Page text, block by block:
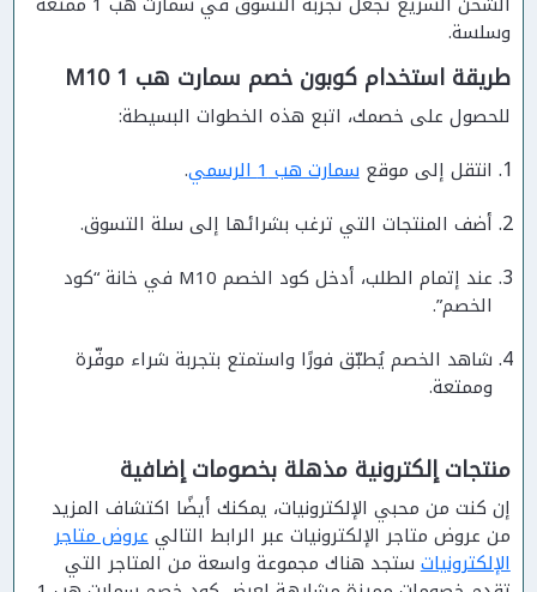
وسلسة.
طريقة استخدام كوبون خصم سمارت هب 1 M10
للحصول على خصمك، اتبع هذه الخطوات البسيطة:
انتقل إلى موقعسمارت هب 1 الرسمي
.
أضف المنتجات التي ترغب بشرائها إلى سلة التسوق.
عند إتمام الطلب، أدخل كود الخصم M10 في خانة “كود
الخصم”.
شاهد الخصم يُطبّق فورًا واستمتع بتجربة شراء موفّرة
وممتعة.
منتجات إلكترونية مذهلة بخصومات إضافية
إن كنت من محبي الإلكترونيات، يمكنك أيضًا اكتشاف المزيد
من عروض متاجر الإلكترونيات عبر الرابط التاليعروض متاجر
الإلكترونياتستجد هناك مجموعة واسعة من المتاجر التي